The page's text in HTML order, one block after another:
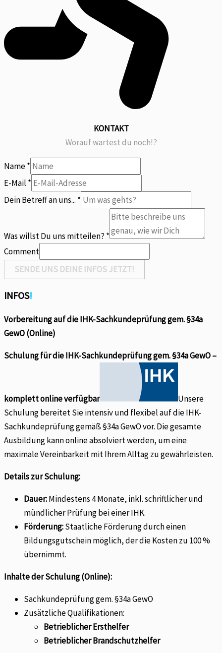
KONTAKT
Worauf wartest du noch!?
Name*
E-Mail *
Name
Dein Betreff an uns... *
Was willst Du uns mitteilen? *
Comment
SENDE UNS DEINE INFOS JETZT!
INFOS!
Vorbereitung auf die IHK-Sachkundeprüfung gem. §34a
GewO (Online)
Schulung für die IHK-Sachkundeprüfung gem. §34a GewO –
komplett online verfügbar
Unsere
Schulung bereitet Sie intensiv und flexibel auf die IHK-
Sachkundeprüfung gemäß §34a GewO vor. Die gesamte
Ausbildung kann online absolviert werden, um eine
maximale Vereinbarkeit mit Ihrem Alltag zu gewährleisten.
Details zur Schulung:
Dauer:Mindestens 4 Monate, inkl. schriftlicher und
mündlicher Prüfung bei einer IHK.
Förderung:Staatliche Förderung durch einen
Bildungsgutschein möglich, der die Kosten zu 100 %
übernimmt.
Inhalte der Schulung (Online):
Sachkundeprüfung gem. §34a GewO
Zusätzliche Qualifikationen:
Betrieblicher Ersthelfer
Betrieblicher Brandschutzhelfer